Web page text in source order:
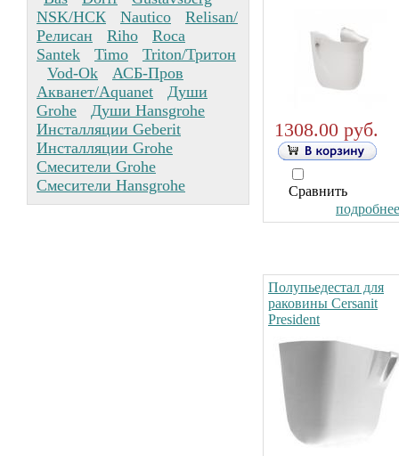
NSK/НСК
Nautico
Relisan/
Релисан
Riho
Roca
Santek
Timo
Triton/Тритон
Vod-Ok
АСБ-Пров
Акванет/Aquanet
Души
Grohe
Души Hansgrohe
Инсталляции Geberit
Инсталляции Grohe
Смесители Grohe
Смесители Hansgrohe
1308.00 руб.
Сравнить
Полупьедестал для
раковины Cersanit
President